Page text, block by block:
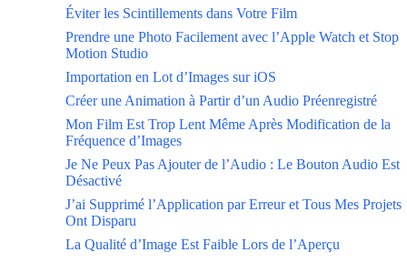
Éviter les Scintillements dans Votre Film
Prendre une Photo Facilement avec l’Apple Watch et Stop
Motion Studio
Importation en Lot d’Images sur iOS
Créer une Animation à Partir d’un Audio Préenregistré
Mon Film Est Trop Lent Même Après Modification de la
Fréquence d’Images
Je Ne Peux Pas Ajouter de l’Audio : Le Bouton Audio Est
Désactivé
J’ai Supprimé l’Application par Erreur et Tous Mes Projets
Ont Disparu
La Qualité d’Image Est Faible Lors de l’Aperçu